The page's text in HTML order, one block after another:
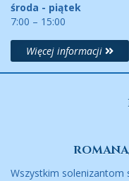
środa - piątek
7:00 – 15:00
Więcej informacji
Wszystkim solenizantom